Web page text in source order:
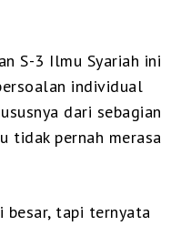
S-3 Ilmu Syariah ini
individual
dari sebagian
tidak pernah merasa
besar, tapi ternyata